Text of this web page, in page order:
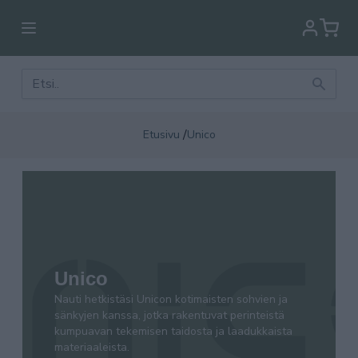
Etusivu /Unico
Unico
Nauti hetkistäsi Unicon kotimaisten sohvien ja
sänkyjen kanssa, jotka rakentuvat perinteistä
kumpuavan tekemisen taidosta ja laadukkaista
materiaaleista.